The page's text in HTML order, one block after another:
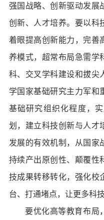
强国战略、创新驱动发展
创新、人才培养。要以科
着眼提高创新能力，完善
养模式，超常布局急需学
科、交叉学科建设和拔尖
学国家基础研究主力军和
基础研究组织化程度，
划，建立科技创新与人才
发展的有效机制，从国家
持续产出原创性、颠覆性
技成果转移转化，强化校
台、打通堵点，让更多科
要优化高等教育布局